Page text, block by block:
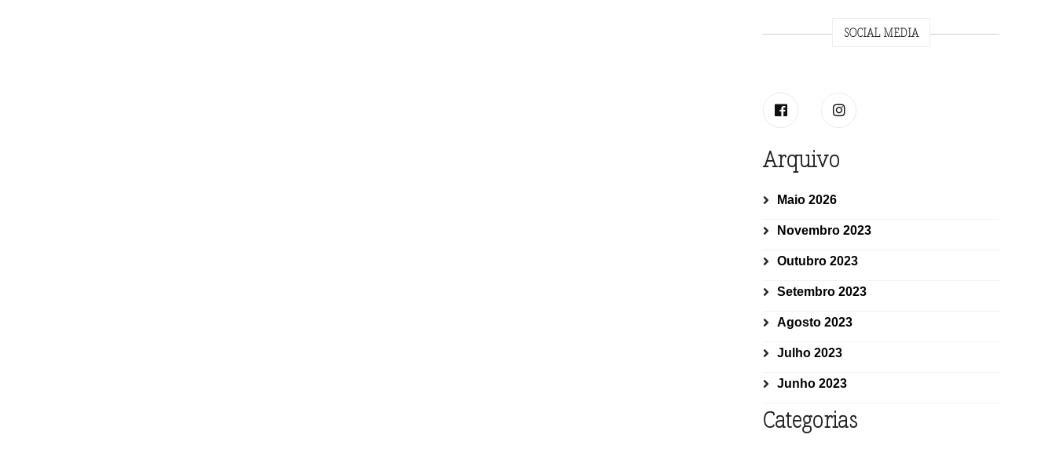
SOCIAL MEDIA
Arquivo
Maio 2026
Novembro 2023
Outubro 2023
Setembro 2023
Agosto 2023
Julho 2023
Junho 2023
Categorias